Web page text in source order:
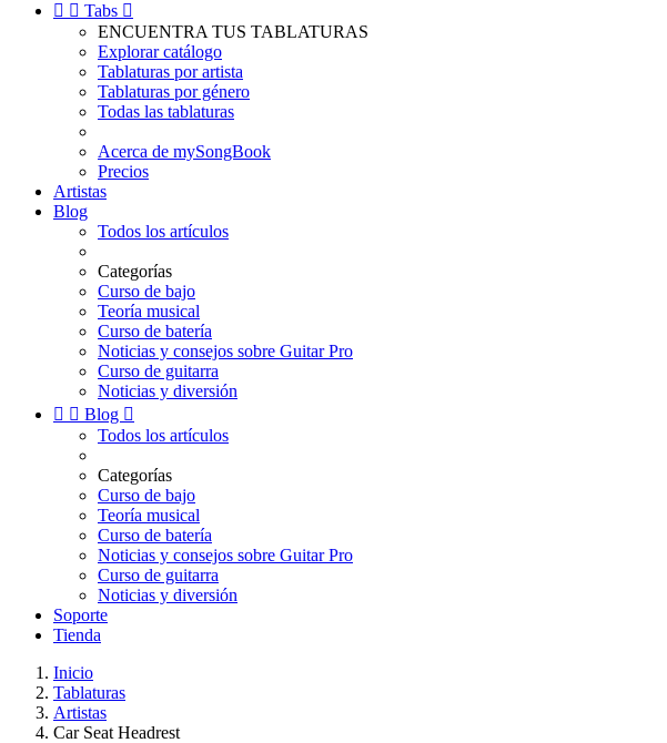
  Tabs 
ENCUENTRA TUS TABLATURAS
Explorar catálogo
Tablaturas por artista
Tablaturas por género
Todas las tablaturas
Acerca de mySongBook
Precios
Artistas
Blog
Todos los artículos
Categorías
Curso de bajo
Teoría musical
Curso de batería
Noticias y consejos sobre Guitar Pro
Curso de guitarra
Noticias y diversión
  Blog 
Todos los artículos
Categorías
Curso de bajo
Teoría musical
Curso de batería
Noticias y consejos sobre Guitar Pro
Curso de guitarra
Noticias y diversión
Soporte
Tienda
Inicio
Tablaturas
Artistas
Car Seat Headrest